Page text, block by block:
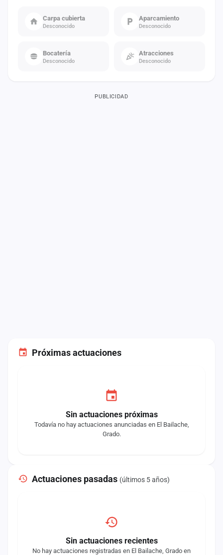
Próximas actuaciones
Sin actuaciones próximas
Todavía no hay actuaciones anunciadas en El Bailache,
Grado.
Actuaciones pasadas (últimos 5 años)
Sin actuaciones recientes
No hay actuaciones registradas en El Bailache, Grado en
Carpa cubierta
Desconocido
Aparcamiento
Desconocido
Bocatería
Desconocido
Atracciones
Desconocido
PUBLICIDAD